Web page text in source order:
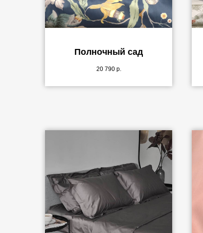
Полночный сад
20 790 р.